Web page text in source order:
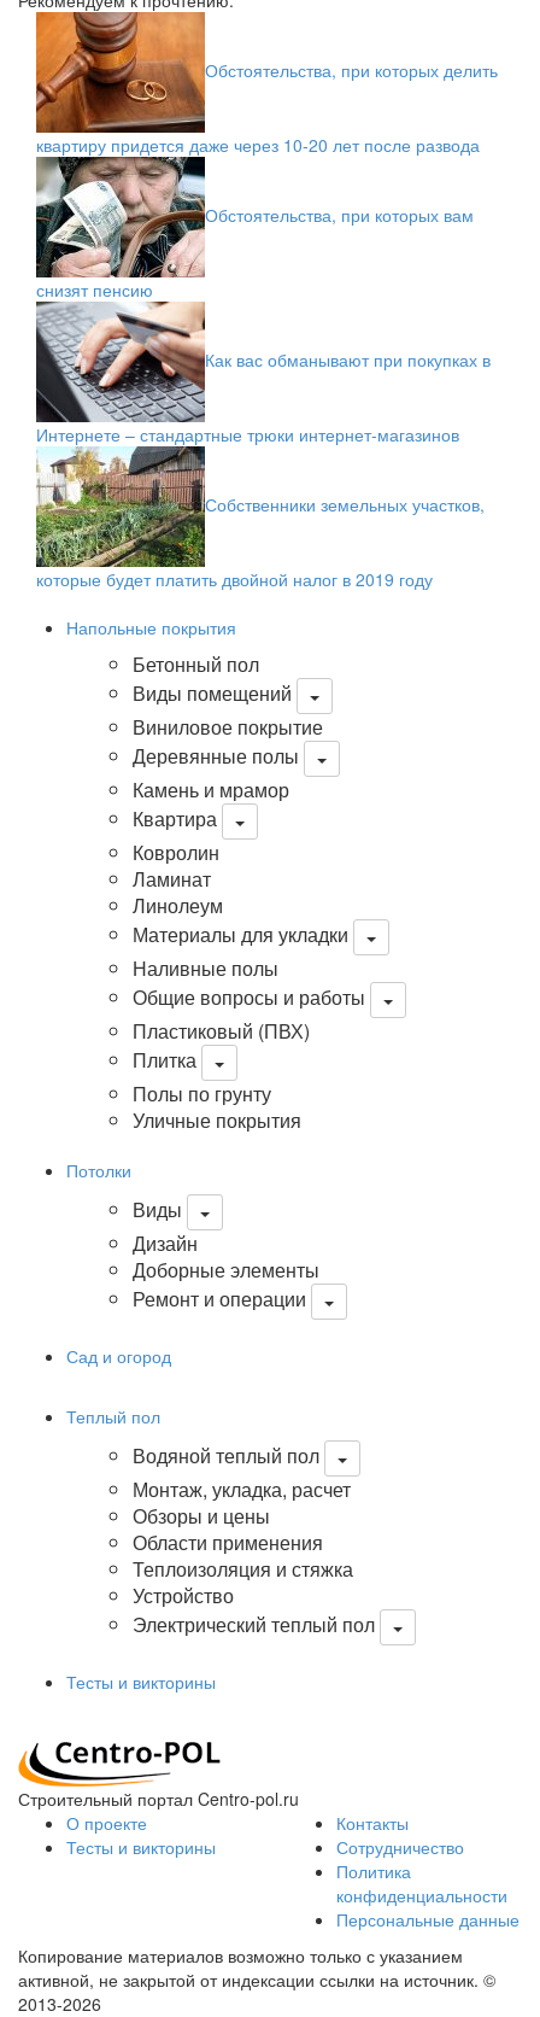
Обстоятельства, при которых делить
квартиру придется даже через 10-20 лет после развода
Обстоятельства, при которых вам
снизят пенсию
Как вас обманывают при покупках в
Интернете – стандартные трюки интернет-магазинов
Собственники земельных участков,
которые будет платить двойной налог в 2019 году
Напольные покрытия
Бетонный пол
Виды помещений
Виниловое покрытие
Деревянные полы
Камень и мрамор
Квартира
Ковролин
Ламинат
Линолеум
Материалы для укладки
Наливные полы
Общие вопросы и работы
Пластиковый (ПВХ)
Плитка
Полы по грунту
Уличные покрытия
Потолки
Виды
Дизайн
Доборные элементы
Ремонт и операции
Сад и огород
Теплый пол
Водяной теплый пол
Монтаж, укладка, расчет
Обзоры и цены
Области применения
Теплоизоляция и стяжка
Устройство
Электрический теплый пол
Тесты и викторины
Строительный портал Centro-pol.ru
О проекте
Тесты и викторины
Контакты
Сотрудничество
Политика
конфиденциальности
Персональные данные
Копирование материалов возможно только с указанием
активной, не закрытой от индексации ссылки на источник. ©
2013-2026